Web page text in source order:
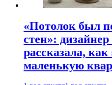
«Потолок был
стен»:
рассказала,
маленькую